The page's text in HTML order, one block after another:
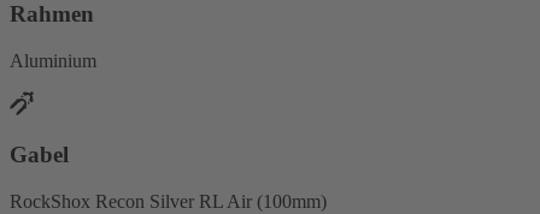
Rahmen
Aluminium
Gabel
RockShox Recon Silver RL Air (100mm)